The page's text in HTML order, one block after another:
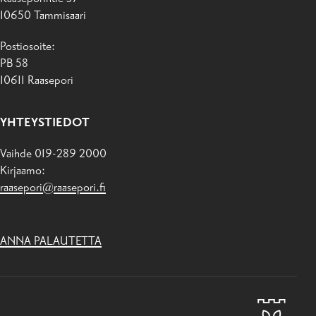
10650 Tammisaari
Postiosoite:
PB 58
10611 Raasepori
YHTEYSTIEDOT
Vaihde 019-289 2000
Kirjaamo:
raasepori@raasepori.fi
ANNA PALAUTETTA